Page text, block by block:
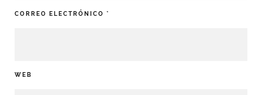
CORREO ELECTRÓNICO *
WEB